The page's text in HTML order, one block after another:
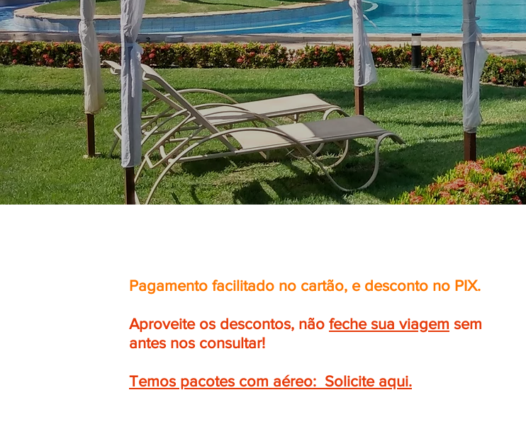
Pagamento facilitado no cartão, e desconto no PIX.
Aproveite os descontos, não feche sua viagem sem
antes nos consultar!
Temos pacotes com aéreo: Solicite aqui.